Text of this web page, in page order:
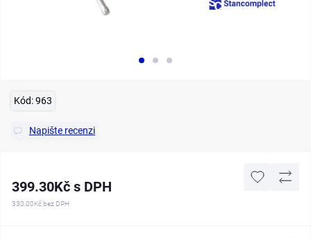
Kód:963
Napište recenzi
399.30Kč s DPH
330.00Kč bez DPH